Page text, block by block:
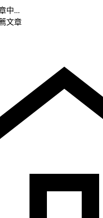
中...
文章